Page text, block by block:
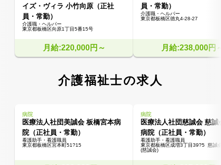
イズ・ヴィラ 小竹向原（正社
員・常勤）
介護職・ヘルパー
東京都板橋区向原1丁目5番15号
月給:220,000円～
員・常勤）
介護職・ヘルパー
東京都板橋区徳丸4-28-27
月給:238,000円
介護福祉士の求人
病院
医療法人社団美誠会 板橋宮本病
院（正社員・常勤）
看護助手・看護職員
東京都板橋区宮本町51?15
病院
医療法人社団慈誠会 慈誠
病院（正社員・常勤）
看護助手・看護職員
東京都板橋区成増3丁目39?5  慈誠
(慈誠会)